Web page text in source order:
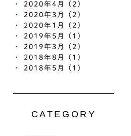
2020年4月 (2)
2020年3月 (2)
2020年1月 (2)
2019年5月 (1)
2019年3月 (2)
2018年8月 (1)
2018年5月 (1)
CATEGORY